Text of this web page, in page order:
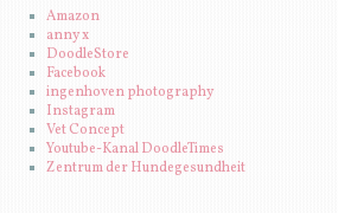
Amazon
anny x
DoodleStore
Facebook
ingenhoven photography
Instagram
Vet Concept
Youtube-Kanal DoodleTimes
Zentrum der Hundegesundheit